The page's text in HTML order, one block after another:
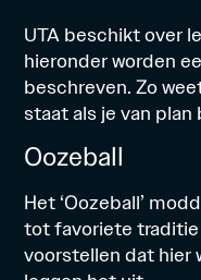
UTA beschikt over
hieronder worden
beschreven. Zo
staat als je van
Oozeball
Het ‘Oozeball’
tot favoriete traditie
voorstellen dat hier